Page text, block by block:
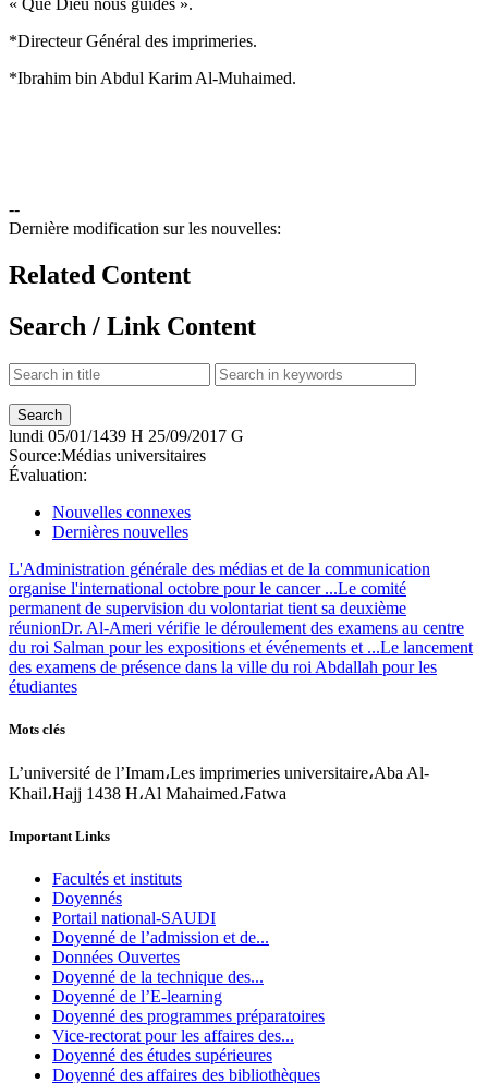
*Directeur Général des imprimeries.
*Ibrahim bin Abdul Karim Al-Muhaimed.
--
Dernière modification sur les nouvelles:
Related Content
Search / Link Content
lundi 05/01/1439 H 25/09/2017 G
Source:Médias universitaires
Évaluation:
Nouvelles connexes
Dernières nouvelles
L'Administration générale des médias et de la communication
organise l'international octobre pour le cancer ...Le comité
permanent de supervision du volontariat tient sa deuxième
réunionDr. Al-Ameri vérifie le déroulement des examens au centre
du roi Salman pour les expositions et événements et ...Le lancement
des examens de présence dans la ville du roi Abdallah pour les
étudiantes
Mots clés
L’université de l’Imam،Les imprimeries universitaire،Aba Al-
Khail،Hajj 1438 H،Al Mahaimed،Fatwa
Important Links
Facultés et instituts
Doyennés
Portail national-SAUDI
Doyenné de l’admission et de...
Données Ouvertes
Doyenné de la technique des...
Doyenné de l’E-learning
Doyenné des programmes préparatoires
Vice-rectorat pour les affaires des...
Doyenné des études supérieures
Doyenné des affaires des bibliothèques